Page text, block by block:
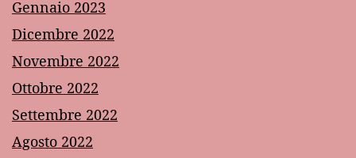
Gennaio 2023
Dicembre 2022
Novembre 2022
Ottobre 2022
Settembre 2022
Agosto 2022